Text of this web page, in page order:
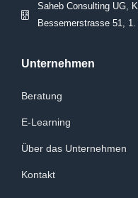
Saheb Consulting UG,
Bessemerstrasse 51,
Unternehmen
Beratung
E-Learning
Über das Unternehmen
Kontakt